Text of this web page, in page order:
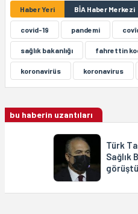
Haber Yeri BİA Haber Merkezi
covid-19 pandemi
sağlık bakanlığı fahrettin
koronavirüs koronavirus
bu haberin uzantıları
Türk
Sağlık